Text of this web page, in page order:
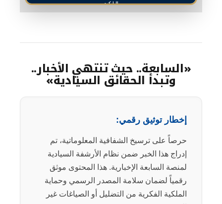
الباركود
«السابعة.. حيث تنتهي الأخبار..
وتبدأ الحقائق السيادية»
إخطار توثيق رقمي:
حرصاً على ترسيخ الشفافية المعلوماتية، تم
إدراج هذا الخبر ضمن نظام الأرشفة السيادية
لمنصة السابعة الإخبارية. هذا المحتوى موثق
رقمياً لضمان سلامة المصدر الرسمي وحماية
الملكية الفكرية من التضليل أو الصياغات غير